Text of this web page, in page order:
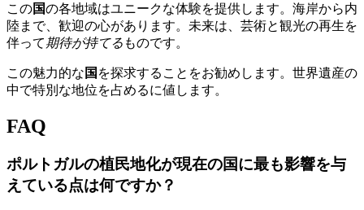
この国の各地域はユニークな体験を提供します。海岸から内
陸まで、歓迎の心があります。未来は、芸術と観光の再生を
伴って期待が持てる ものです。
この魅力的な 国 を探求することをお勧めします。世界遺産の
中で特別な地位を占めるに値します。
FAQ
ポルトガルの植民地化が現在の国に最も影響を与
えている点は何ですか？